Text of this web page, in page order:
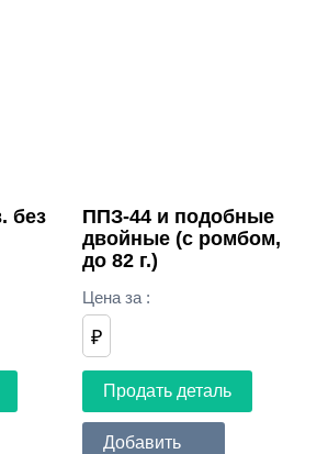
без
ППЗ-44 и подобные
двойные (с ромбом,
до 82 г.)
Цена за :
₽
Продать деталь
Добавить